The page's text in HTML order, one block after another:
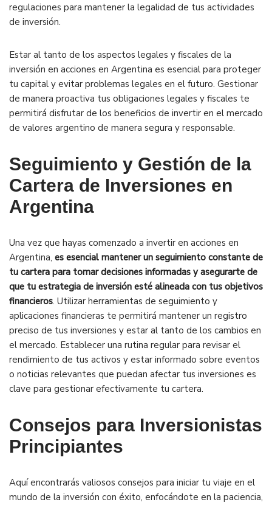
regulaciones para mantener la legalidad de tus actividades
de inversión.
Estar al tanto de los aspectos legales y fiscales de la
inversión en acciones en Argentina es esencial para proteger
tu capital y evitar problemas legales en el futuro. Gestionar
de manera proactiva tus obligaciones legales y fiscales te
permitirá disfrutar de los beneficios de invertir en el mercado
de valores argentino de manera segura y responsable.
Seguimiento y Gestión de la
Cartera de Inversiones en
Argentina
Una vez que hayas comenzado a invertir en acciones en
Argentina, es esencial mantener un seguimiento constante de
tu cartera para tomar decisiones informadas y asegurarte de
que tu estrategia de inversión esté alineada con tus objetivos
financieros. Utilizar herramientas de seguimiento y
aplicaciones financieras te permitirá mantener un registro
preciso de tus inversiones y estar al tanto de los cambios en
el mercado. Establecer una rutina regular para revisar el
rendimiento de tus activos y estar informado sobre eventos
o noticias relevantes que puedan afectar tus inversiones es
clave para gestionar efectivamente tu cartera.
Consejos para Inversionistas
Principiantes
Aquí encontrarás valiosos consejos para iniciar tu viaje en el
mundo de la inversión con éxito, enfocándote en la paciencia,